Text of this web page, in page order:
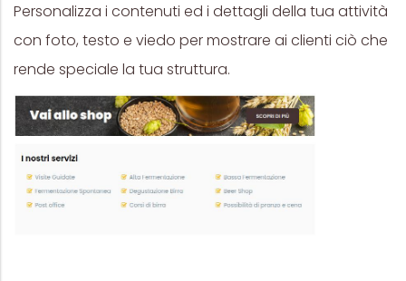
Personalizza i contenuti ed i dettagli della tua attività
con foto, testo e viedo per mostrare ai clienti ciò che
rende speciale la tua struttura.